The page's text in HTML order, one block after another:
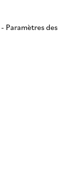
- Paramètres des